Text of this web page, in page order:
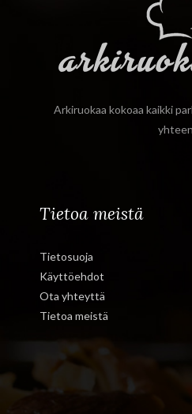
Arkiruokaa kokoaa kaikki
Tietoa meistä
Tietosuoja
Käyttöehdot
Ota yhteyttä
Tietoa meistä